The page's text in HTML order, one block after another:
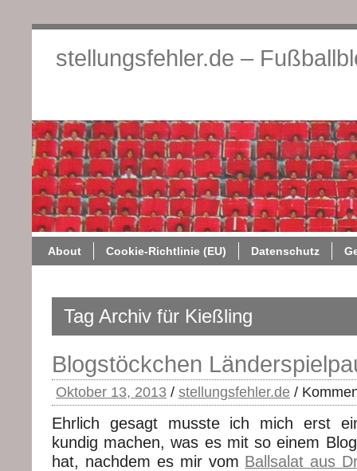
stellungsfehler.de –
About Cookie-Richtlinie (EU) Datenschutz
Tag Archiv für Kießling
Blogstöckchen
Oktober 13, 2013 / stellungsfehler.de /
Ehrlich gesagt musste ich mich erst
kundig machen, was es mit so einem
hat, nachdem es mir vom Ballsalat aus